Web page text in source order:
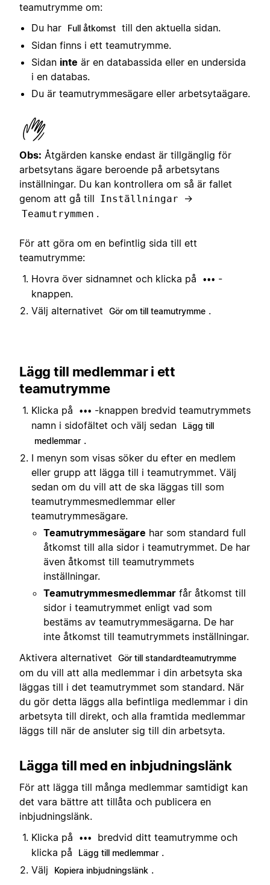
teamutrymme om:
Du har
Full åtkomst till den aktuella sidan.
Sidan finns i ett teamutrymme.
Sidan inte är en databassida eller en undersida
i en databas.
Du är teamutrymmesägare eller arbetsytaägare.
Obs: Åtgärden kanske endast är tillgänglig för
arbetsytans ägare beroende på arbetsytans
inställningar. Du kan kontrollera om så är fallet
genom att gå till Inställningar →
Teamutrymmen .
För att göra om en befintlig sida till ett
teamutrymme:
Hovra över sidnamnet och klicka på
••• -
knappen.
Välj alternativet
Gör om till teamutrymme .
Lägg till medlemmar i ett
teamutrymme
Klicka på ••• -knappen bredvid teamutrymmets
namn i sidofältet och välj sedan
Lägg till
medlemmar .
I menyn som visas söker du efter en medlem
eller grupp att lägga till i teamutrymmet. Välj
sedan om du vill att de ska läggas till som
teamutrymmesmedlemmar eller
teamutrymmesägare.
Teamutrymmesägare har som standard full
åtkomst till alla sidor i teamutrymmet. De har
även åtkomst till teamutrymmets
inställningar.
Teamutrymmesmedlemmar får åtkomst till
sidor i teamutrymmet enligt vad som
bestäms av teamutrymmesägarna. De har
inte åtkomst till teamutrymmets inställningar.
Aktivera alternativet
Gör till standardteamutrymme
om du vill att alla medlemmar i din arbetsyta ska
läggas till i det teamutrymmet som standard. När
du gör detta läggs alla befintliga medlemmar i din
arbetsyta till direkt, och alla framtida medlemmar
läggs till när de ansluter sig till din arbetsyta.
Lägga till med en inbjudningslänk
För att lägga till många medlemmar samtidigt kan
det vara bättre att tillåta och publicera en
inbjudningslänk.
Klicka på
•••
bredvid ditt teamutrymme och
klicka på
Lägg till medlemmar .
Välj
Kopiera inbjudningslänk .